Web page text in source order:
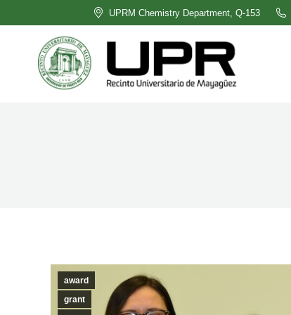
UPRM Chemistry Department, Q-153
award
grant